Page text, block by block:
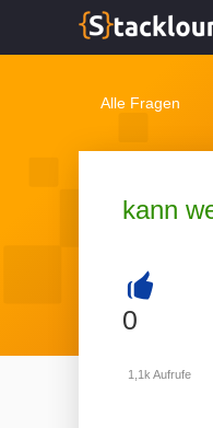
Alle Fragen
kann
+
0
1,1k Aufrufe